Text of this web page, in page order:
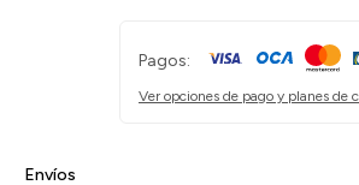
Pagos:
Ver opciones de pago y planes de
Envíos